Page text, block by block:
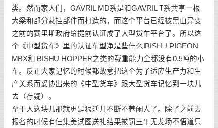
类。然而家人们，GAVRIL MD系是和GAVRIL T系共享一根
大梁和部分悬挂部件而打造的，而这个平台已经被黑山异变
之前的赛里斯政府给提前认证成了大型货车平台了。所以这
个《中型货车》里的认证车型净是些什么IBISHU PIGEON
MBX和IBISHU HOPPER之类的载重能力全都没有0.5吨的小
车。反正大家记忆的时候都故意把这个为了适应生产力和生
产关系而妥协出来的《中型货车》跟大型货车记忆到一块儿
去（存疑）。
至于人这块儿那就更是狠活儿不断不养闲人了。除了之前去
报名的时候有仨集美试图送礼结果被罚三年无龙场不悟道只